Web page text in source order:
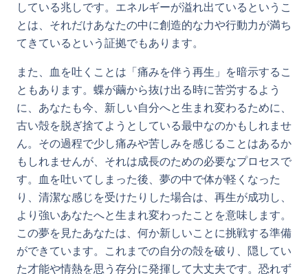
している兆しです。エネルギーが溢れ出ているというこ
とは、それだけあなたの中に創造的な力や行動力が満ち
てきているという証拠でもあります。
また、血を吐くことは「痛みを伴う再生」を暗示するこ
ともあります。蝶が繭から抜け出る時に苦労するよう
に、あなたも今、新しい自分へと生まれ変わるために、
古い殻を脱ぎ捨てようとしている最中なのかもしれませ
ん。その過程で少し痛みや苦しみを感じることはあるか
もしれませんが、それは成長のための必要なプロセスで
す。血を吐いてしまった後、夢の中で体が軽くなった
り、清潔な感じを受けたりした場合は、再生が成功し、
より強いあなたへと生まれ変わったことを意味します。
この夢を見たあなたは、何か新しいことに挑戦する準備
ができています。これまでの自分の殻を破り、隠してい
た才能や情熱を思う存分に発揮して大丈夫です。恐れず